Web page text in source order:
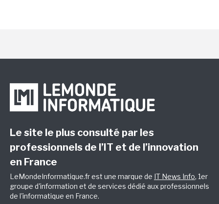
Le site le plus consulté par les
professionnels de l’IT et de l’innovation
en France
LeMondeInformatique.fr est une marque de IT News Info, 1er
groupe d'information et de services dédié aux professionnels
de l'informatique en France.